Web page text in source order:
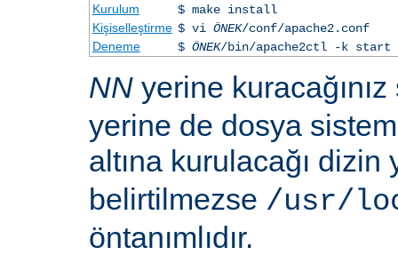
Kurulum
$ make install
Kişiselleştirme $ vi ÖNEK/conf/apache2.conf
Deneme
$ ÖNEK/bin/apache2ctl -k start
NN yerine
yerine de dosya
altına kurulacağı dizin
belirtilmezse /usr/
öntanımlıdır.